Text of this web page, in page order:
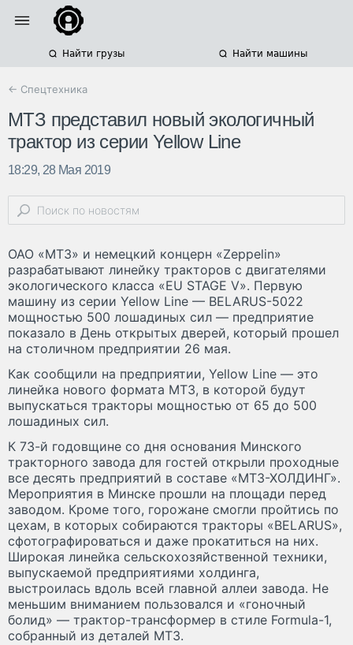
Найти грузы Найти машины
← Спецтехника
МТЗ представил новый экологичный
трактор из серии Yellow Line
18:29, 28 Мая 2019
ОАО «МТЗ» и немецкий концерн «Zeppelin»
разрабатывают линейку тракторов с двигателями
экологического класса «EU STAGE V». Первую
машину из серии Yellow Line — BELARUS-5022
мощностью 500 лошадиных сил — предприятие
показало в День открытых дверей, который прошел
на столичном предприятии 26 мая.
Как сообщили на предприятии, Yellow Line — это
линейка нового формата МТЗ, в которой будут
выпускаться тракторы мощностью от 65 до 500
лошадиных сил.
К 73-й годовщине со дня основания Минского
тракторного завода для гостей открыли проходные
все десять предприятий в составе «МТЗ-ХОЛДИНГ».
Мероприятия в Минске прошли на площади перед
заводом. Кроме того, горожане смогли пройтись по
цехам, в которых собираются тракторы «BELARUS»,
сфотографироваться и даже прокатиться на них.
Широкая линейка сельскохозяйственной техники,
выпускаемой предприятиями холдинга,
выстроилась вдоль всей главной аллеи завода. Не
меньшим вниманием пользовался и «гоночный
болид» — трактор-трансформер в стиле Formula-1,
собранный из деталей МТЗ.